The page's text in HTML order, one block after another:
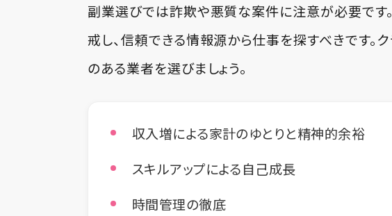
副業選びでは詐欺や悪質な案件に注意が必要です
戒し、信頼できる情報源から仕事を探すべきです。
のある業者を選びましょう。
収入増による家計のゆとりと精神的余裕
スキルアップによる自己成長
時間管理の徹底